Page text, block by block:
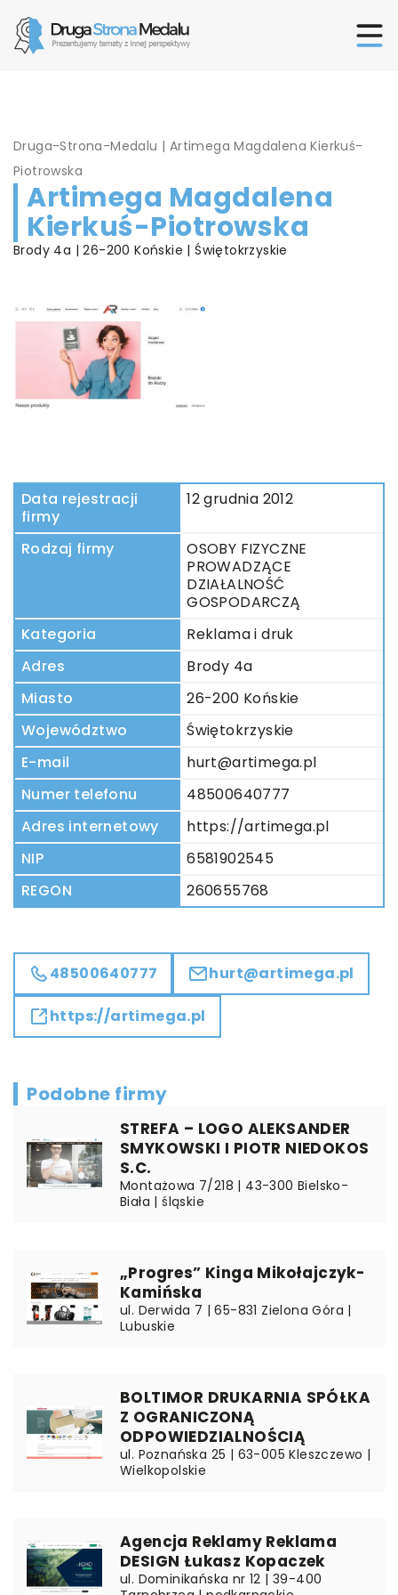
Druga-Strona-Medalu | Artimega Magdalena Kierkuś-
Piotrowska
Artimega Magdalena
Kierkuś-Piotrowska
Brody 4a | 26-200 Końskie | Świętokrzyskie
Data rejestracji
firmy
12 grudnia 2012
Rodzaj firmy
OSOBY FIZYCZNE
PROWADZĄCE
DZIAŁALNOŚĆ
GOSPODARCZĄ
Kategoria
Reklama i druk
Adres
Brody 4a
Miasto
26-200 Końskie
Województwo
Świętokrzyskie
E-mail
hurt@artimega.pl
Numer telefonu
48500640777
Adres internetowy
https://artimega.pl
NIP
6581902545
REGON
260655768
48500640777 hurt@artimega.pl
https://artimega.pl
Podobne firmy
STREFA – LOGO ALEKSANDER
SMYKOWSKI I PIOTR NIEDOKOS
S.C.
Montażowa 7/218 | 43-300 Bielsko-
Biała | śląskie
„Progres” Kinga Mikołajczyk-
Kamińska
ul. Derwida 7 | 65-831 Zielona Góra |
Lubuskie
BOLTIMOR DRUKARNIA SPÓŁKA
Z OGRANICZONĄ
ODPOWIEDZIALNOŚCIĄ
ul. Poznańska 25 | 63-005 Kleszczewo |
Wielkopolskie
Agencja Reklamy Reklama
DESIGN Łukasz Kopaczek
ul. Dominikańska nr 12 | 39-400